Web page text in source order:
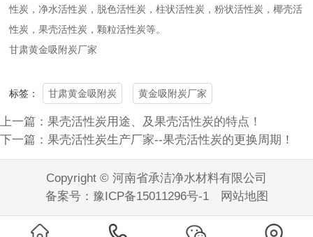
性炭，净水活性炭，脱色活性炭，柱状活性炭，粉状活性炭，椰壳活
性炭，果壳活性炭，颗粒活性炭等。
甘肃黄金吸附炭厂家
标签： 甘肃黄金吸附炭 黄金吸附炭厂家
上一篇：果壳活性炭用途、及果壳活性炭的特点！
下一篇：果壳活性炭生产厂家--果壳活性炭的更换周期！
Copyright © 河南省承洁净水材料有限公司
备案号： 豫ICP备15011296号-1 网站地图